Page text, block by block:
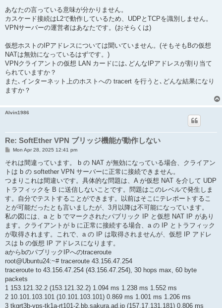
s
t
あなたの言っている意味が分かりません。
カスケード接続はL2で動作しているため、UDPとTCPを識別しません。
VPNサーバーの運営者はあなたです。(おそらくは)
仮想ホストのIPアドレスについては聞いていません。(そもそもBの仮想
NATは無効になっているはずです。)
VPNクライアントの仮想 LAN カードには､どんなIPアドレスが割り当て
られていますか？
また､インターネット上のホストへの tracert を行うと､どんな結果になり
ますか？
Alvin1986
Re: SoftEther VPN ブリッジ機能が動作しない
P
s
Mon Apr 28, 2025 12:41 pm
それは間違っています。 b の NAT が無効になっている場合、クライアン
トは b の softether VPN サーバーに正常に接続できません。
つまりこれは間違いです。具体的な問題は、A が仮想 NAT を介して UDP
トラフィックを B に送信しないことです。問題はこのレベルで発生しま
す。自分でテストすることができます。以前はそこにテレポートするこ
とが可能だったとも言いましたが、3月以降は不可能になっています。
私の図には、a と b でマークされたパブリック IP と仮想 NAT IP があり
ます。クライアントが b に正常に接続する場合、a の IP とトラフィック
が取得されます。これで、a の IP は取得されませんが、仮想 IP アドレ
スは b の仮想 IP アドレスになります。
aからbのパブリックIPへのtraceroute
root@Ubuntu24:~# traceroute 43.156.47.254
traceroute to 43.156.47.254 (43.156.47.254), 30 hops max, 60 byte
packets
1 153.121.32.2 (153.121.32.2) 1.094 ms 1.238 ms 1.552 ms
2 10.101.103.101 (10.101.103.101) 0.869 ms 1.001 ms 1.206 ms
3 tkgrt3b-vps-tk1a-rt101-2.bb.sakura.ad.jp (157.17.131.181) 0.806 ms